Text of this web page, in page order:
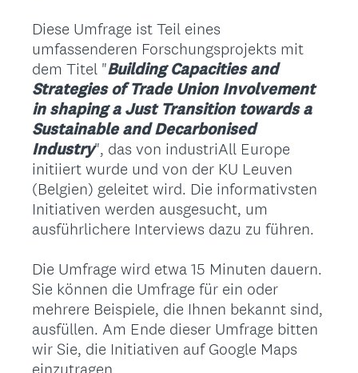
Diese Umfrage ist Teil eines
umfassenderen Forschungsprojekts mit
dem Titel "Building Capacities and
Strategies of Trade Union Involvement
in shaping a Just Transition towards a
Sustainable and Decarbonised
Industry", das von industriAll Europe
initiiert wurde und von der KU Leuven
(Belgien) geleitet wird. Die informativsten
Initiativen werden ausgesucht, um
ausführlichere Interviews dazu zu führen.
Die Umfrage wird etwa 15 Minuten dauern.
Sie können die Umfrage für ein oder
mehrere Beispiele, die Ihnen bekannt sind,
ausfüllen. Am Ende dieser Umfrage bitten
wir Sie, die Initiativen auf Google Maps
einzutragen.